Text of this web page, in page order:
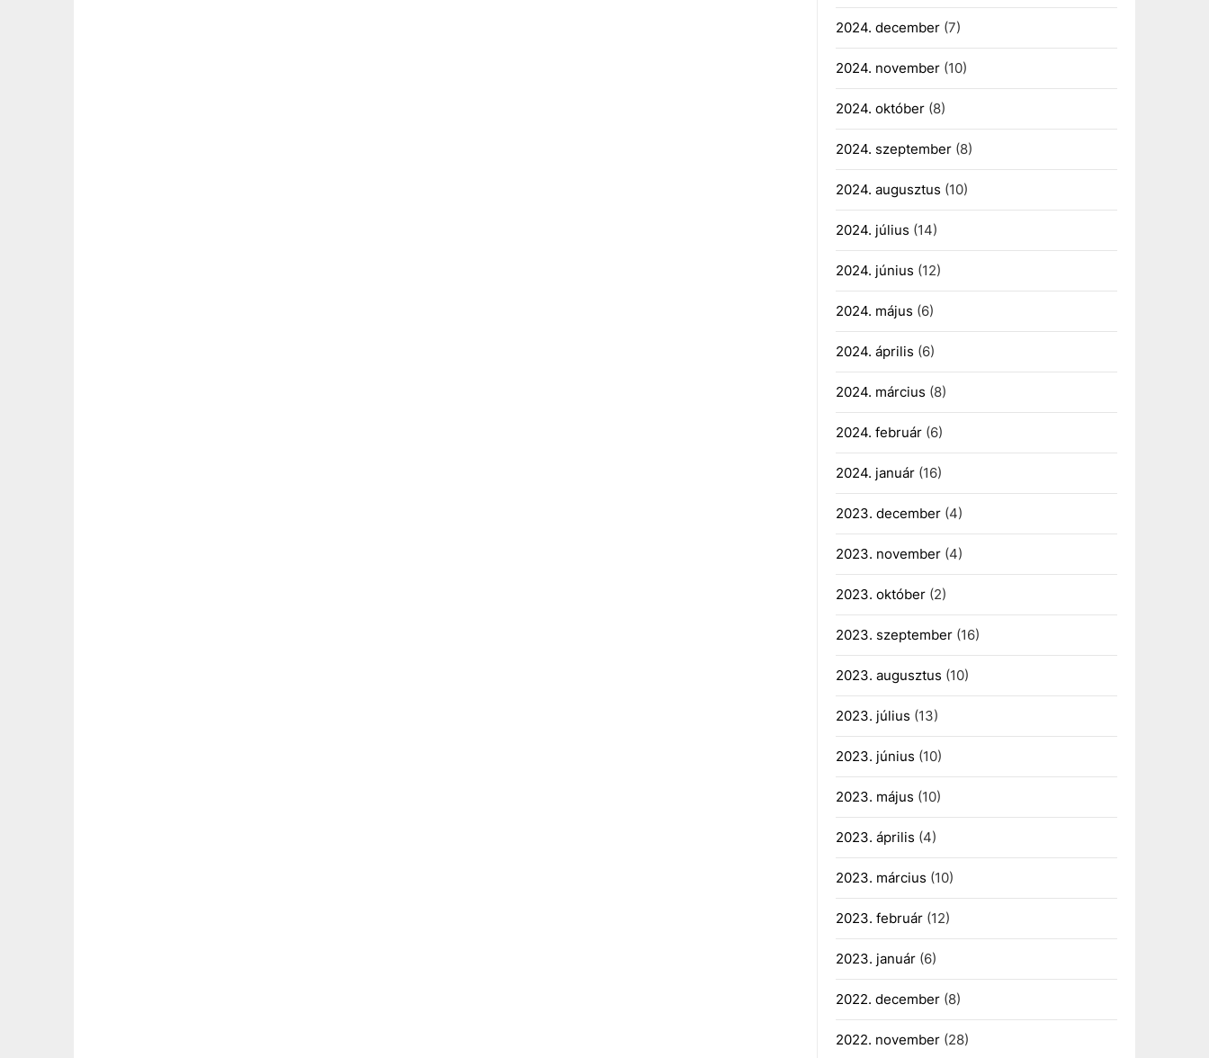
2024. december(7)
2024. november(10)
2024. október(8)
2024. szeptember(8)
2024. augusztus (10)
2024. július (14)
2024. június (12)
2024. május (6)
2024. április (6)
2024. március (8)
2024. február(6)
2024. január(16)
2023. december(4)
2023. november(4)
2023. október(2)
2023. szeptember(16)
2023. augusztus (10)
2023. július (13)
2023. június (10)
2023. május (10)
2023. április (4)
2023. március (10)
2023. február(12)
2023. január(6)
2022. december(8)
2022. november(28)